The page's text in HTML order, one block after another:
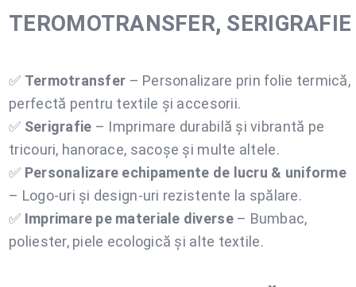
TEROMOTRANSFER, SERIGRAFIE
✅ Termotransfer – Personalizare prin folie termică,
perfectă pentru textile și accesorii.
✅ Serigrafie – Imprimare durabilă și vibrantă pe
tricouri, hanorace, sacoșe și multe altele.
✅ Personalizare echipamente de lucru & uniforme
– Logo-uri și design-uri rezistente la spălare.
✅ Imprimare pe materiale diverse– Bumbac,
poliester, piele ecologică și alte textile.